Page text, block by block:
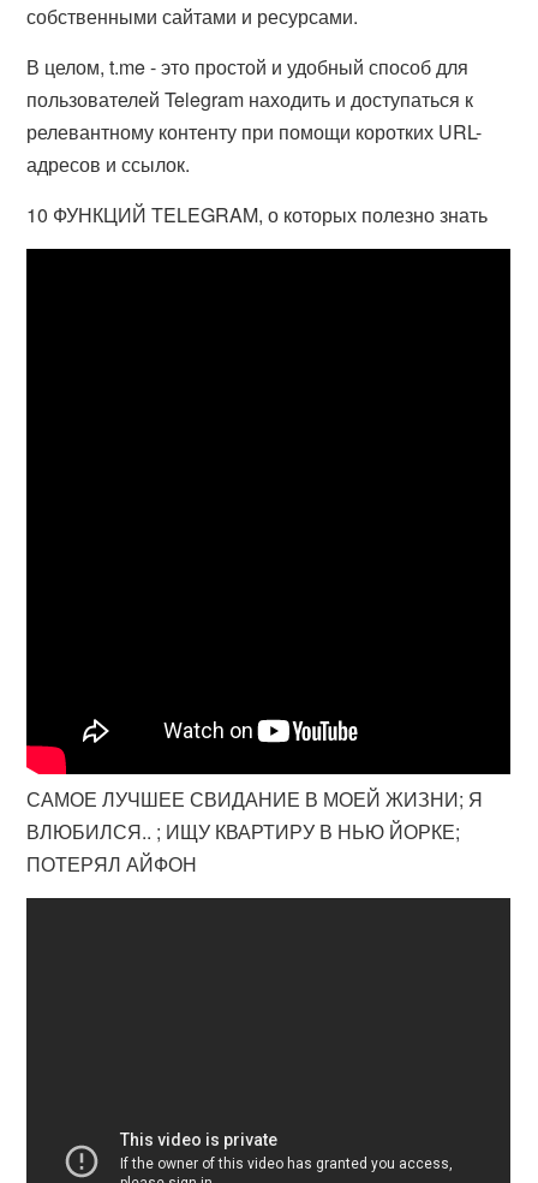
собственными сайтами и ресурсами.
В целом, t.me - это простой и удобный способ для
пользователей Telegram находить и доступаться к
релевантному контенту при помощи коротких URL-
адресов и ссылок.
10 ФУНКЦИЙ TELEGRAM, о которых полезно знать
САМОЕ ЛУЧШЕЕ СВИДАНИЕ В МОЕЙ ЖИЗНИ; Я
ВЛЮБИЛСЯ.. ; ИЩУ КВАРТИРУ В НЬЮ ЙОРКЕ;
ПОТЕРЯЛ АЙФОН